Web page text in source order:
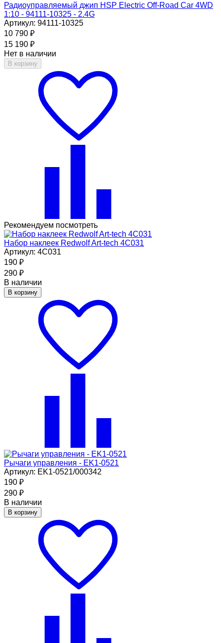
Радиоуправляемый джип HSP Electric Off-Road Car 4WD
1:10 - 94111-10325 - 2.4G
Артикул: 94111-10325
10 790 ₽
15 190 ₽
Нет в наличии
В корзину
Рекомендуем посмотреть
Набор наклеек Redwolf Art-tech 4C031
Артикул: 4C031
190 ₽
290 ₽
В наличии
В корзину
Рычаги управления - EK1-0521
Артикул: EK1-0521/000342
190 ₽
290 ₽
В наличии
В корзину